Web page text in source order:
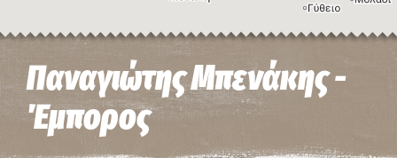
Η εικόνα ενδέχεται να υπόκειται σε πνευματικά δικαιώματα
Παναγιώτης Μπενάκης -
Έμπορος